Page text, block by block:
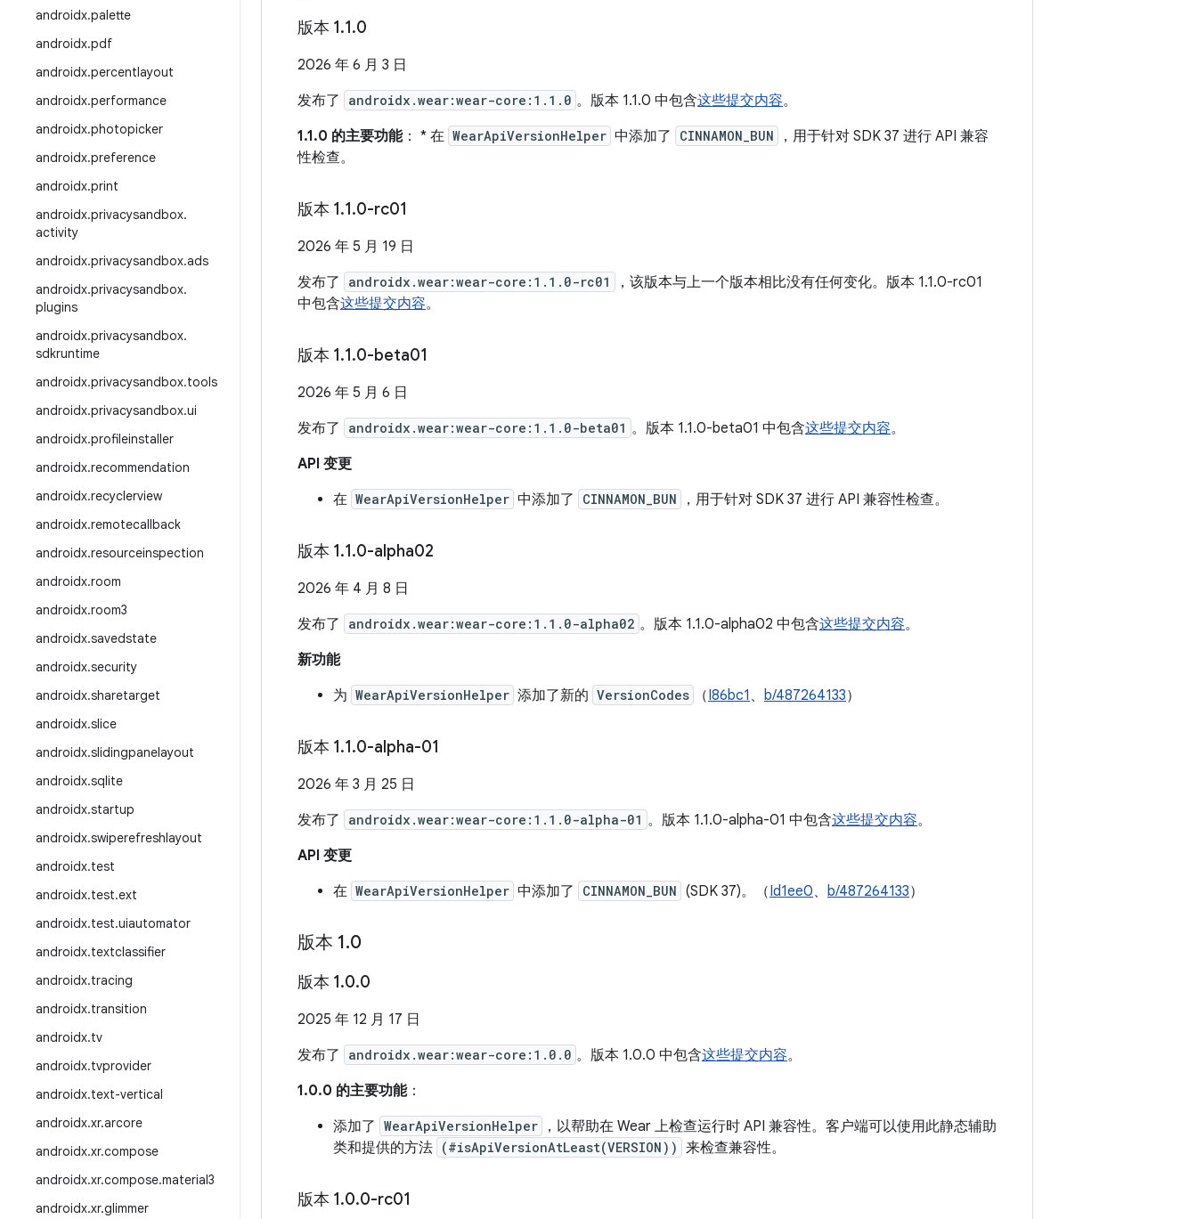
androidx.palette
androidx.pdf
androidx.percentlayout
androidx.performance
androidx.photopicker
androidx.preference
androidx.print
androidx.privacysandbox.
activity
androidx.privacysandbox.ads
androidx.privacysandbox.
plugins
androidx.privacysandbox.
sdkruntime
androidx.privacysandbox.tools
androidx.privacysandbox.ui
androidx.profileinstaller
androidx.recommendation
androidx.recyclerview
androidx.remotecallback
androidx.resourceinspection
androidx.room
androidx.room3
androidx.savedstate
androidx.security
androidx.sharetarget
androidx.slice
androidx.slidingpanelayout
androidx.sqlite
androidx.startup
androidx.swiperefreshlayout
androidx.test
androidx.test.ext
androidx.test.uiautomator
androidx.textclassifier
androidx.tracing
androidx.transition
androidx.tv
androidx.tvprovider
androidx.text-vertical
androidx.xr.arcore
androidx.xr.compose
androidx.xr.compose.material3
androidx.xr.glimmer
版本 1.1.0
2026 年 6 月 3 日
发布了
androidx.wear:wear-core:1.1.0 。版本 1.1.0 中包含这些提交内容。
1.1.0 的主要功能： * 在 WearApiVersionHelper 中添加了 CINNAMON_BUN
，用于针对 SDK 37 进行 API 兼容
性检查。
版本 1.1.0-rc01
2026 年 5 月 19 日
发布了
androidx.wear:wear-core:1.1.0-rc01
，该版本与上一个版本相比没有任何变化。版本 1.1.0-rc01
中包含这些提交内容。
版本 1.1.0-beta01
2026 年 5 月 6 日
发布了
androidx.wear:wear-core:1.1.0-beta01 。版本 1.1.0-beta01 中包含这些提交内容。
API 变更
在 WearApiVersionHelper 中添加了 CINNAMON_BUN ，用于针对 SDK 37 进行 API 兼容性检查。
版本 1.1.0-alpha02
2026 年 4 月 8 日
发布了
androidx.wear:wear-core:1.1.0-alpha02 。版本 1.1.0-alpha02 中包含这些提交内容。
新功能
为 WearApiVersionHelper 添加了新的 VersionCodes （I86bc1 、 b/487264133）
版本 1.1.0-alpha-01
2026 年 3 月 25 日
发布了
androidx.wear:wear-core:1.1.0-alpha-01 。版本 1.1.0-alpha-01 中包含这些提交内容。
API 变更
在 WearApiVersionHelper 中添加了 CINNAMON_BUN (SDK 37)。（Id1ee0、 b/487264133）
版本 1.0
版本 1.0.0
2025 年 12 月 17 日
发布了
androidx.wear:wear-core:1.0.0 。版本 1.0.0 中包含这些提交内容。
1.0.0 的主要功能：
添加了 WearApiVersionHelper
，以帮助在 Wear 上检查运行时 API 兼容性。客户端可以使用此静态辅助
类和提供的方法 (#isApiVersionAtLeast(VERSION)) 来检查兼容性。
版本 1.0.0-rc01